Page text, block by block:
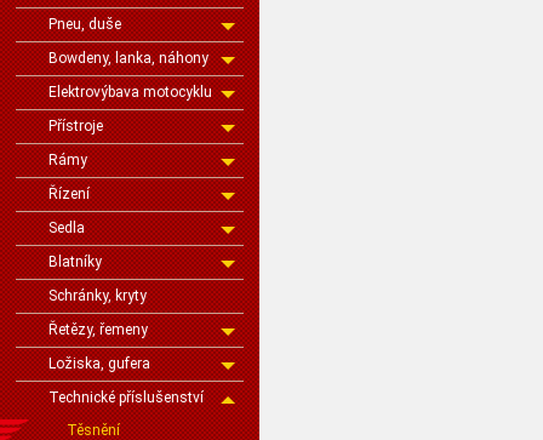
Pneu, duše
Bowdeny, lanka, náhony
Elektrovýbava motocyklu
Přístroje
Rámy
Řízení
Sedla
Blatníky
Schránky, kryty
Řetězy, řemeny
Ložiska, gufera
Technické příslušenství
Těsnění